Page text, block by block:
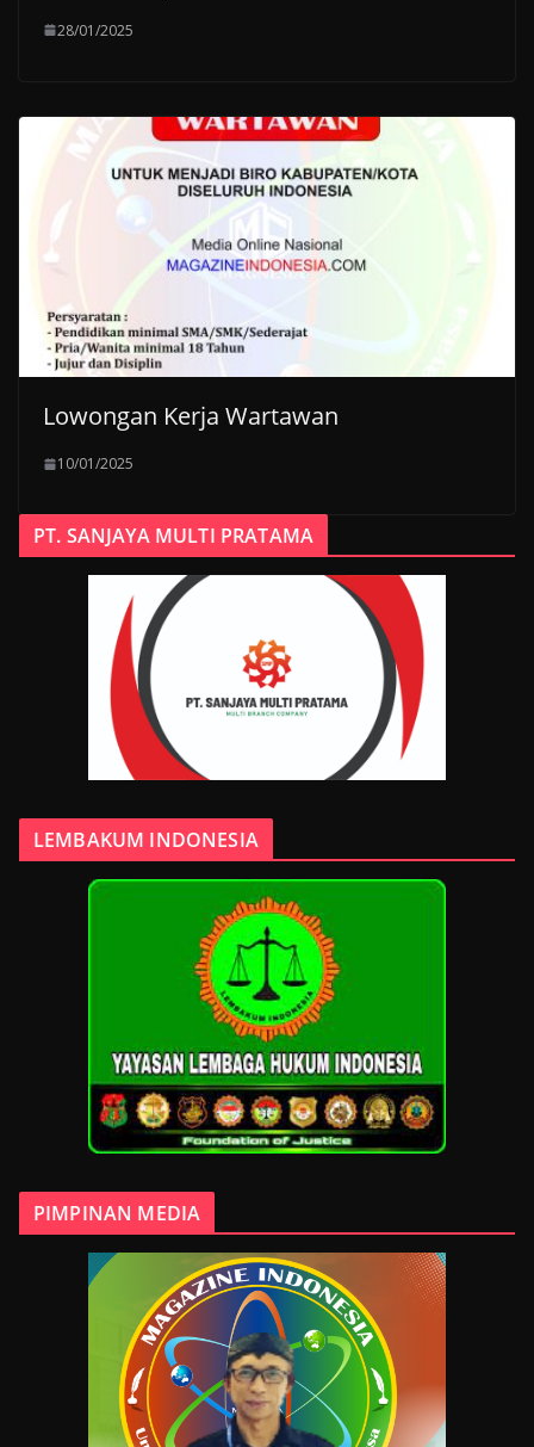
28/01/2025
Lowongan Kerja Wartawan
10/01/2025
PT. SANJAYA MULTI PRATAMA
LEMBAKUM INDONESIA
PIMPINAN MEDIA